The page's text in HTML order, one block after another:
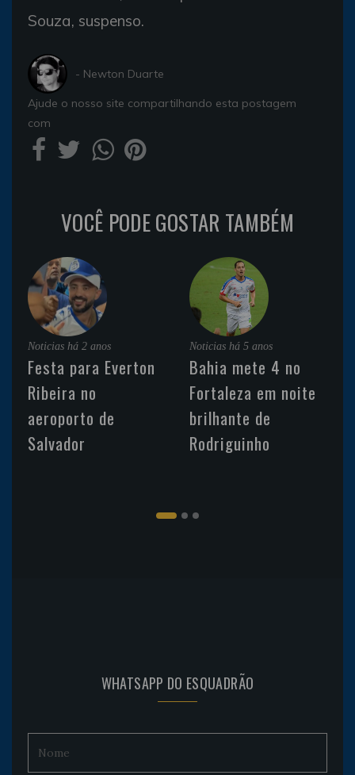
Souza, suspenso.
- Newton Duarte
Ajude o nosso site compartilhando esta postagem
com
VOCÊ PODE GOSTAR TAMBÉM
Noticias há 2 anos
Festa para Everton
Ribeira no
aeroporto de
Salvador
Noticias há 5 anos
Bahia mete 4 no
Fortaleza em noite
brilhante de
Rodriguinho
WHATSAPP DO ESQUADRÃO